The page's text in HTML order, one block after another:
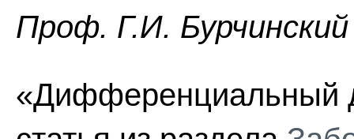
Проф. Г.И. Бурчинский
«Дифференциальный